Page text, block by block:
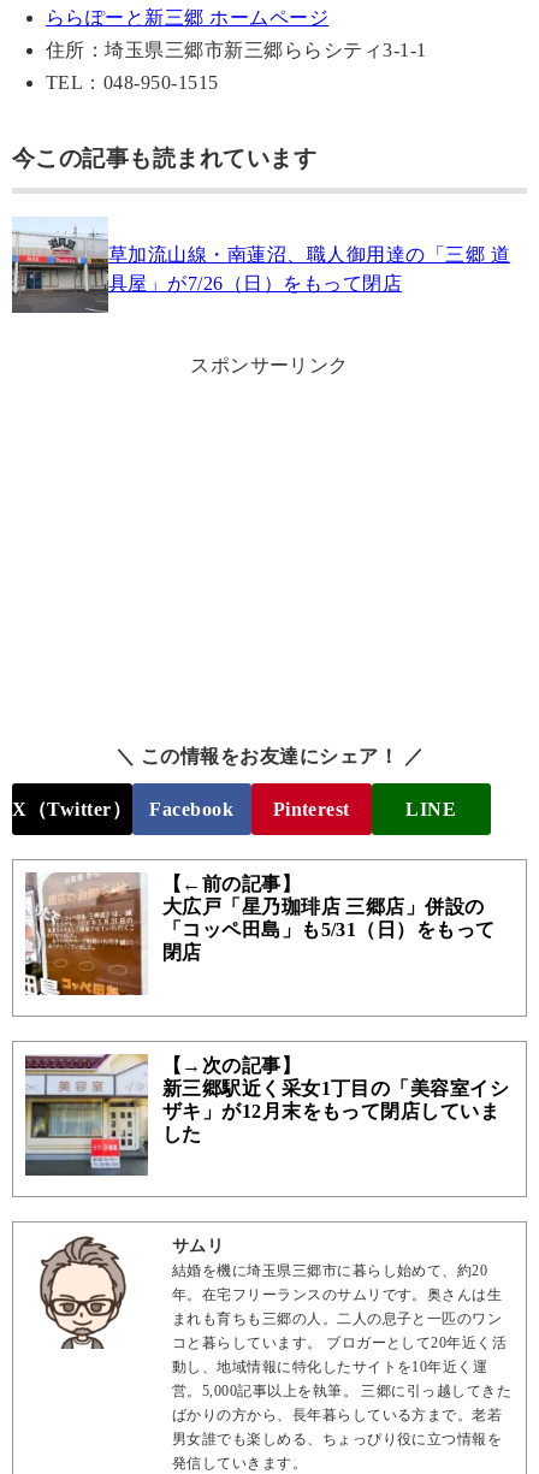
ららぽーと新三郷 ホームページ
住所：埼玉県三郷市新三郷ららシティ3-1-1
TEL：048-950-1515
今この記事も読まれています
草加流山線・南蓮沼、職人御用達の「三郷 道
具屋」が7/26（日）をもって閉店
スポンサーリンク
＼ この情報をお友達にシェア！ ／
X（Twitter） Facebook Pinterest LINE
【←前の記事】
大広戸「星乃珈琲店 三郷店」併設の
「コッペ田島」も5/31（日）をもって
閉店
【→次の記事】
新三郷駅近く采女1丁目の「美容室イシ
ザキ」が12月末をもって閉店していま
した
サムリ
結婚を機に埼玉県三郷市に暮らし始めて、約20
年。在宅フリーランスのサムリです。奥さんは生
まれも育ちも三郷の人。二人の息子と一匹のワン
コと暮らしています。 ブロガーとして20年近く活
動し、地域情報に特化したサイトを10年近く運
営。5,000記事以上を執筆。 三郷に引っ越してきた
ばかりの方から、長年暮らしている方まで。老若
男女誰でも楽しめる、ちょっぴり役に立つ情報を
発信していきます。